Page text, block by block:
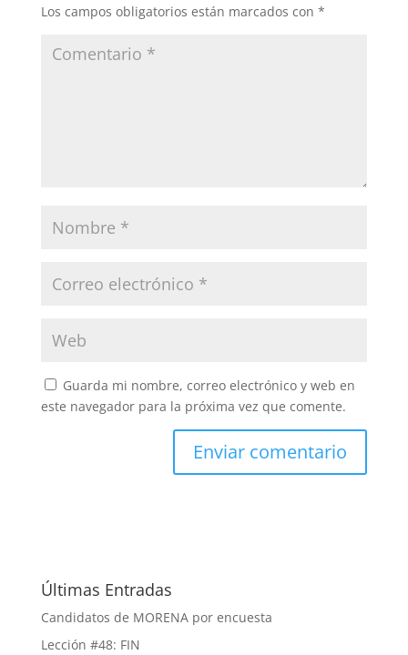
Los campos obligatorios están marcados con *
Guarda mi nombre, correo electrónico y web en
este navegador para la próxima vez que comente.
Últimas Entradas
Candidatos de MORENA por encuesta
Lección #48: FIN